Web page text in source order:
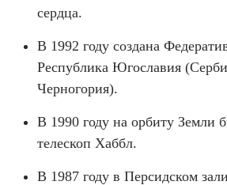
сердца.
В 1992 году создана
Республика Югославия
Черногория).
В 1990 году на орбиту Земли
телескоп Хаббл.
В 1987 году в Персидском